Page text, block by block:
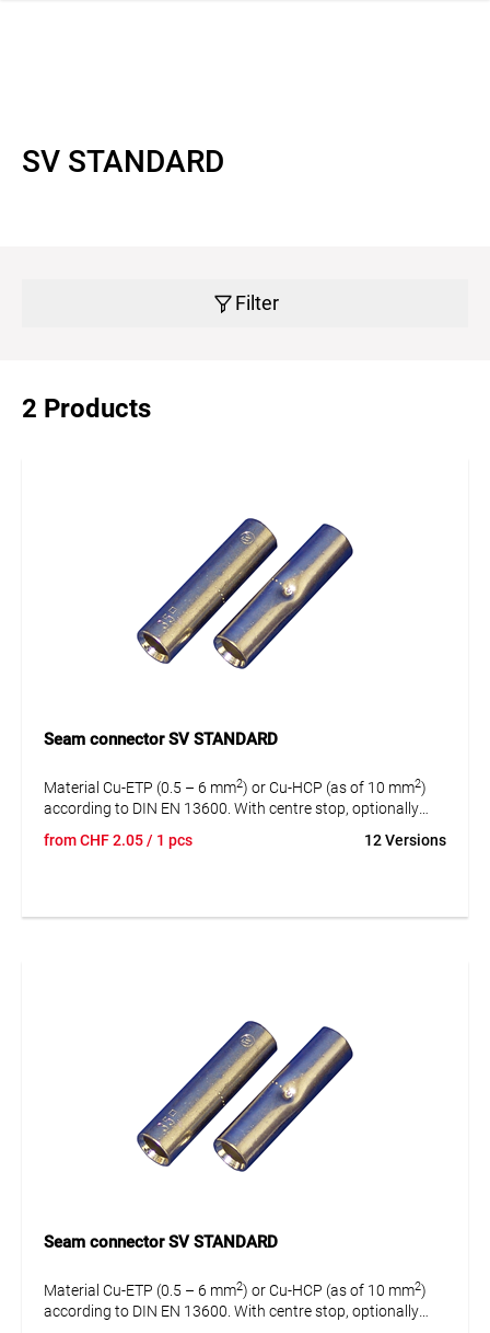
SV STANDARD
Filter
2 Products
Seam connector SV STANDARD
Material Cu-ETP (0.5 – 6 mm2) or Cu-HCP (as of 10 mm2)
according to DIN EN 13600. With centre stop, optionally
fromCHF2.05/ 1 pcs 12 Versions
Seam connector SV STANDARD
Material Cu-ETP (0.5 – 6 mm2) or Cu-HCP (as of 10 mm2)
according to DIN EN 13600. With centre stop, optionally